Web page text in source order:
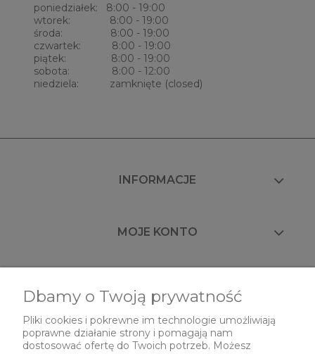
poniedziałek: 8:00 - 19:00
wtorek: 8:00 - 19:00
środa: 8:00 - 19:00
czwartek: 8:00 - 19:00
piątek: 8:00 - 19:00
sobota: 8:00 - 12:00
niedziela: zamknięte (closed)
INFORMACJE
MOJE KONTO
O NAS
Dbamy o Twoją prywatność
Pliki cookies i pokrewne im technologie umożliwiają
poprawne działanie strony i pomagają nam
dostosować ofertę do Twoich potrzeb. Możesz